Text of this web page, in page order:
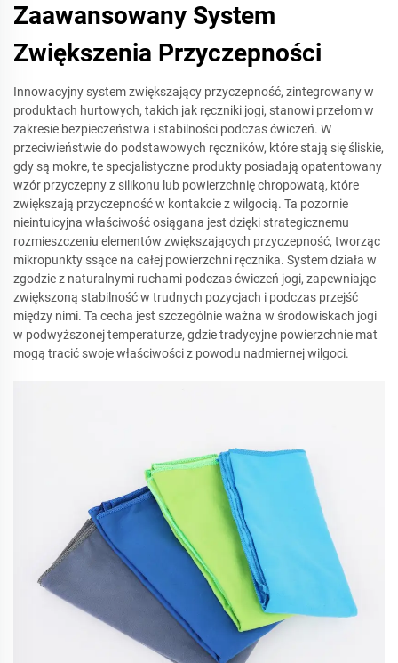
Zaawansowany System
Zwiększenia Przyczepności
Innowacyjny system zwiększający przyczepność, zintegrowany w
produktach hurtowych, takich jak ręczniki jogi, stanowi przełom w
zakresie bezpieczeństwa i stabilności podczas ćwiczeń. W
przeciwieństwie do podstawowych ręczników, które stają się śliskie,
gdy są mokre, te specjalistyczne produkty posiadają opatentowany
wzór przyczepny z silikonu lub powierzchnię chropowatą, które
zwiększają przyczepność w kontakcie z wilgocią. Ta pozornie
nieintuicyjna właściwość osiągana jest dzięki strategicznemu
rozmieszczeniu elementów zwiększających przyczepność, tworząc
mikropunkty ssące na całej powierzchni ręcznika. System działa w
zgodzie z naturalnymi ruchami podczas ćwiczeń jogi, zapewniając
zwiększoną stabilność w trudnych pozycjach i podczas przejść
między nimi. Ta cecha jest szczególnie ważna w środowiskach jogi
w podwyższonej temperaturze, gdzie tradycyjne powierzchnie mat
mogą tracić swoje właściwości z powodu nadmiernej wilgoci.